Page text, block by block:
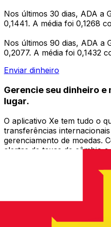
Nos últimos 30 dias, ADA a
0,1441. A média foi 0,1268
Nos últimos 90 dias, ADA a
0,2077. A média foi 0,1432
Enviar dinheiro
Gerencie seu dinheiro e
lugar.
O aplicativo Xe tem tudo o
transferências
gerenciamento de moedas.
alertas de taxas de câmbio